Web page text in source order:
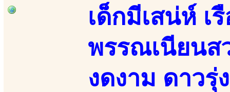
เด็กมีเสน่ห์ เ
พรรณเนียนส
งดงาม ดาวรุ่